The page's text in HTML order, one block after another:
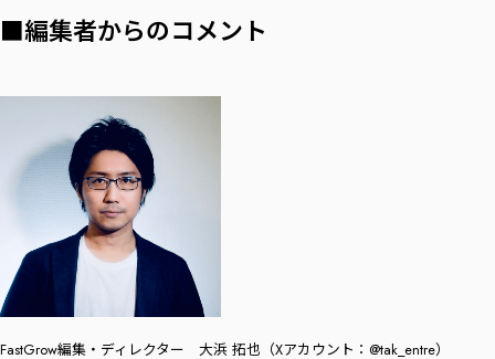
■編集者からのコメント
FastGrow編集・ディレクター 大浜 拓也（Xアカウント：@tak_entre）